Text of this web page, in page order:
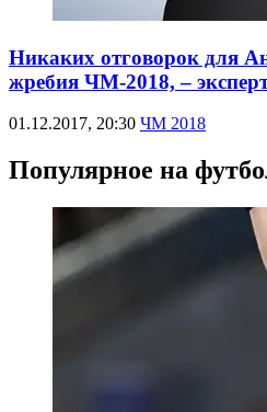
Никаких отговорок для
жребия ЧМ-2018, –
01.12.2017, 20:30 ЧМ 2018
Популярное на